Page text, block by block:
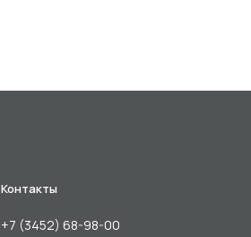
Контакты
+7 (3452) 68-98-00